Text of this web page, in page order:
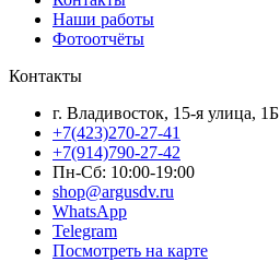
Наши работы
Фотоотчёты
Контакты
г. Владивосток, 15-я улица, 1Б
+7(423)270-27-41
+7(914)790-27-42
Пн-Сб: 10:00-19:00
shop@argusdv.ru
WhatsApp
Telegram
Посмотреть на карте